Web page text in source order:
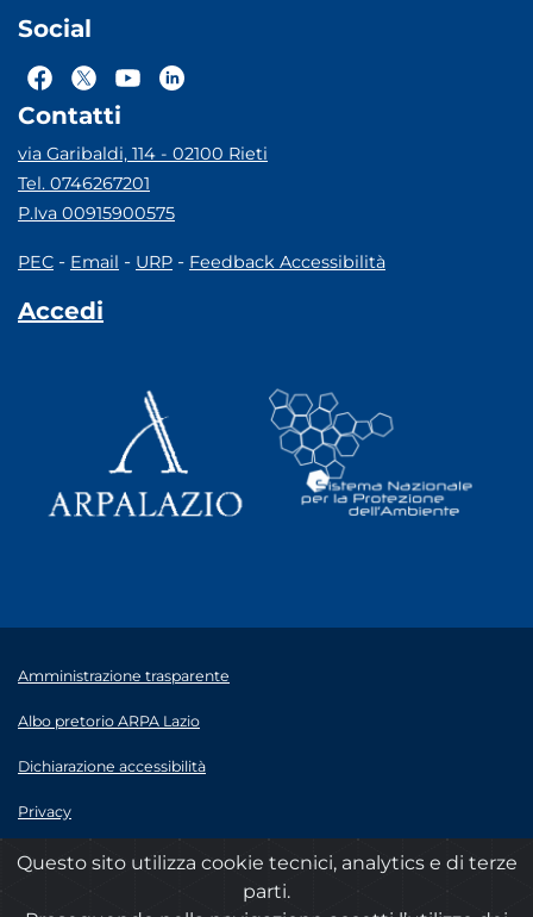
Social
Contatti
via Garibaldi, 114 - 02100 Rieti
Tel. 0746267201
P.Iva 00915900575
PEC - Email - URP - Feedback Accessibilità
Accedi
Amministrazione trasparente
Albo pretorio ARPA Lazio
Dichiarazione accessibilità
Privacy
Note legali
© 2020 ARPA Lazio - P.Iva 00915900575
Questo sito utilizza cookie tecnici, analytics e di terze
parti.